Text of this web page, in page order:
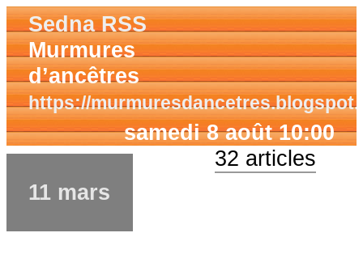
Sedna RSS
Murmures
d’ancêtres
https://
samedi 8 août 10:00
32 articles
11 mars